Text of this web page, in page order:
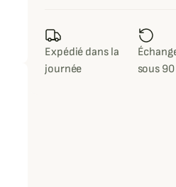
Expédié dans la
journée
sous